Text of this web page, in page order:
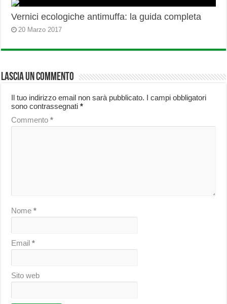
Vernici ecologiche antimuffa: la guida completa
20 Marzo 2017
Lascia un commento
Il tuo indirizzo email non sarà pubblicato. I campi obbligatori
sono contrassegnati*
Commento*
Nome*
Email*
Sito web